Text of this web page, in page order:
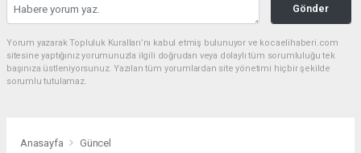
Gönder
Yorum yazarak Topluluk Kuralları’nı kabul etmiş bulunuyor ve kocaelihaberi.com
sitesine yaptığınız yorumunuzla ilgili doğrudan veya dolaylı tüm sorumluluğu tek
başınıza üstleniyorsunuz. Yazılan tüm yorumlardan site yönetimi hiçbir şekilde
sorumlu tutulamaz.
Anasayfa Güncel